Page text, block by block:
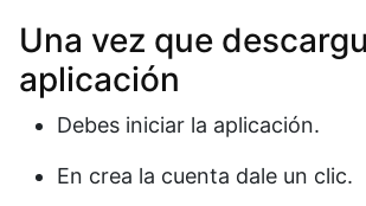
Una vez que
aplicación
Debes iniciar la aplicación.
En crea la cuenta dale un clic.